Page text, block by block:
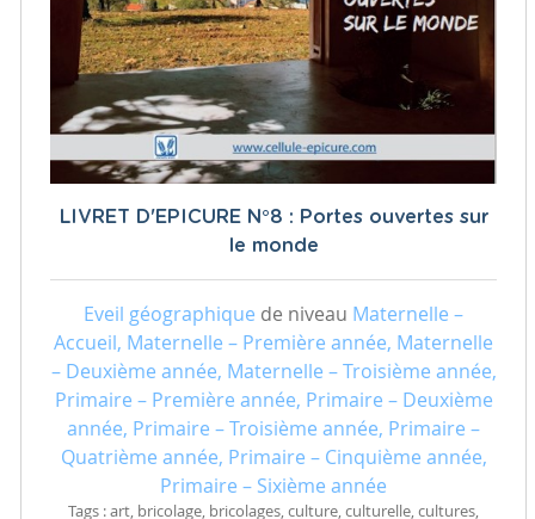
LIVRET D'EPICURE N°8 : Portes ouvertes sur
le monde
Eveil géographique de niveau Maternelle –
Accueil, Maternelle – Première année, Maternelle
– Deuxième année, Maternelle – Troisième année,
Primaire – Première année, Primaire – Deuxième
année, Primaire – Troisième année, Primaire –
Quatrième année, Primaire – Cinquième année,
Primaire – Sixième année
Tags : art, bricolage, bricolages, culture, culturelle, cultures,